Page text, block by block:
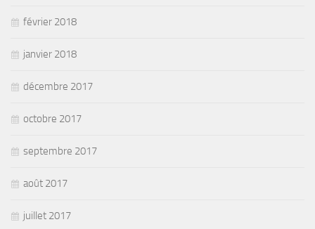
février 2018
janvier 2018
décembre 2017
octobre 2017
septembre 2017
août 2017
juillet 2017